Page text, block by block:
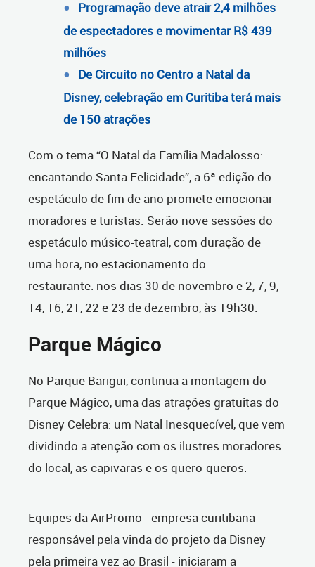
Programação deve atrair 2,4 milhões
de espectadores e movimentar R$ 439
milhões
De Circuito no Centro a Natal da
Disney, celebração em Curitiba terá mais
de 150 atrações
Com o tema “O Natal da Família Madalosso:
encantando Santa Felicidade”, a 6ª edição do
espetáculo de fim de ano promete emocionar
moradores e turistas. Serão nove sessões do
espetáculo músico-teatral, com duração de
uma hora, no estacionamento do
restaurante: nos dias 30 de novembro e 2, 7, 9,
14, 16, 21, 22 e 23 de dezembro, às 19h30.
Parque Mágico
No Parque Barigui, continua a montagem do
Parque Mágico, uma das atrações gratuitas do
Disney Celebra: um Natal Inesquecível, que vem
dividindo a atenção com os ilustres moradores
do local, as capivaras e os quero-queros.
Equipes da AirPromo - empresa curitibana
responsável pela vinda do projeto da Disney
pela primeira vez ao Brasil - iniciaram a